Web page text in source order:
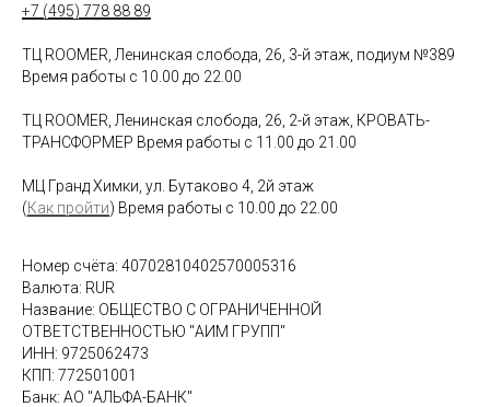
+7 (495) 778 88 89
ТЦ ROOMER, Ленинская слобода, 26, 3-й этаж, подиум №389
Время работы с 10.00 до 22.00
ТЦ ROOMER, Ленинская слобода, 26, 2-й этаж, КРОВАТЬ-
ТРАНСФОРМЕР Время работы с 11.00 до 21.00
МЦ Гранд Химки, ул. Бутаково 4, 2й этаж
(Как пройти) Время работы с 10.00 до 22.00
Номер счёта: 40702810402570005316
Валюта: RUR
Название: ОБЩЕСТВО С ОГРАНИЧЕННОЙ
ОТВЕТСТВЕННОСТЬЮ "АИМ ГРУПП"
ИНН: 9725062473
КПП: 772501001
Банк: АО "АЛЬФА-БАНК"